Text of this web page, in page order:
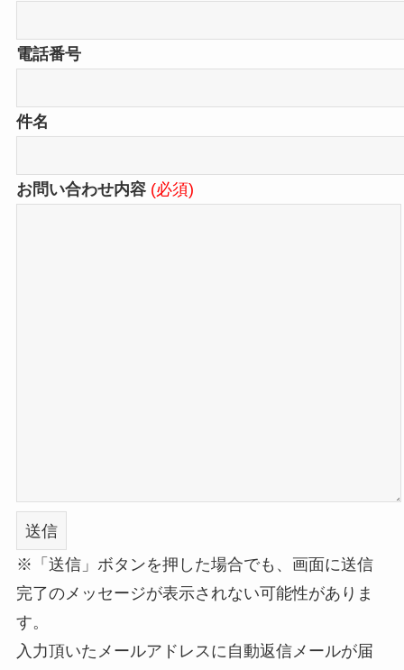
電話番号
件名
お問い合わせ内容 (必須)
※「送信」ボタンを押した場合でも、画面に送信
完了のメッセージが表示されない可能性がありま
す。
入力頂いたメールアドレスに自動返信メールが届